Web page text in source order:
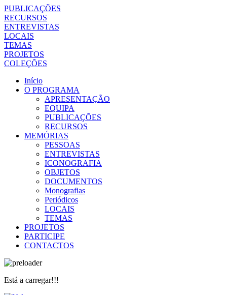
PUBLICAÇÕES
RECURSOS
ENTREVISTAS
LOCAIS
TEMAS
PROJETOS
COLEÇÕES
Início
O PROGRAMA
APRESENTAÇÃO
EQUIPA
PUBLICAÇÕES
RECURSOS
MEMÓRIAS
PESSOAS
ENTREVISTAS
ICONOGRAFIA
OBJETOS
DOCUMENTOS
Monografias
Periódicos
LOCAIS
TEMAS
PROJETOS
PARTICIPE
CONTACTOS
Está a carregar!!!